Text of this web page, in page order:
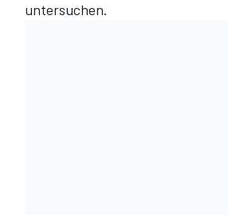
untersuchen.